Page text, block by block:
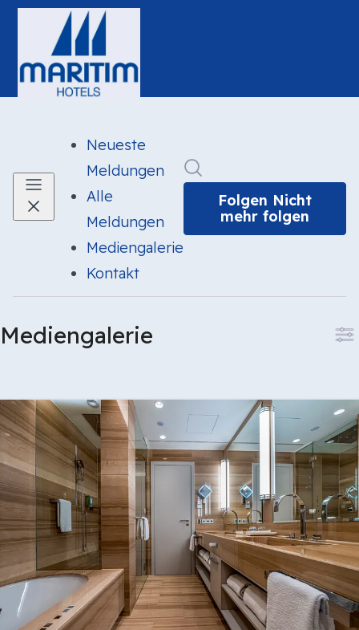
Neueste
Meldungen
Alle
Meldungen
Mediengalerie
Kontakt
Folgen Nicht
mehr folgen
Mediengalerie